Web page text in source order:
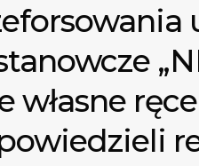
własne